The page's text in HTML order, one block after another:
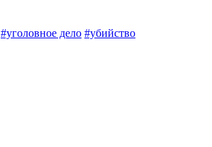
#уголовное дело #убийство